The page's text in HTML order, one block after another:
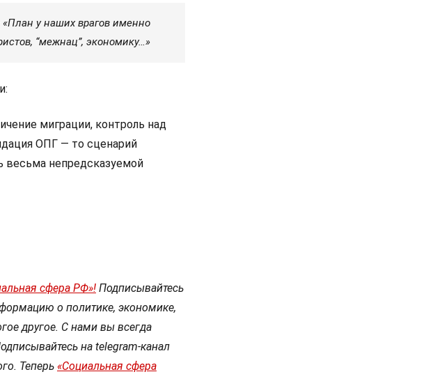
у наших врагов именно
“межнац”, экономику…»
миграции, контроль над
ОПГ — то сценарий
весьма непредсказуемой
сфера РФ»! Подписывайтесь
о политике, экономике,
другое. С нами вы всегда
на telegram-канал
Теперь «Социальная сфера